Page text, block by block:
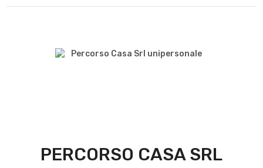
PERCORSO CASA SRL